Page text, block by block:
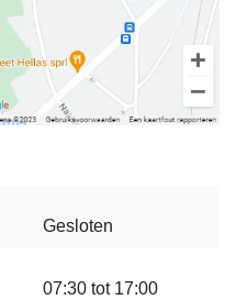
Gesloten
07:30 tot 17:00